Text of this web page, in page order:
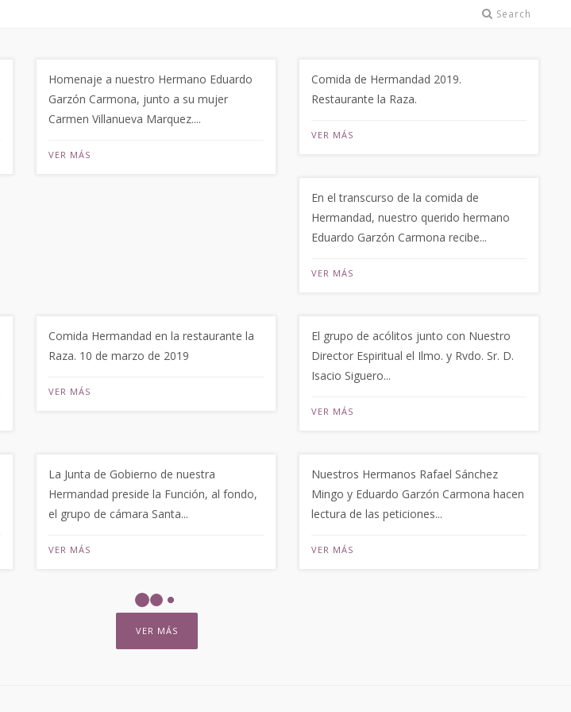
Search
Homenaje a nuestro Hermano Eduardo
Garzón Carmona, junto a su mujer
Carmen Villanueva Marquez....
VER MÁS
Comida de Hermandad 2019.
Restaurante la Raza.
VER MÁS
En el transcurso de la comida de
Hermandad, nuestro querido hermano
Eduardo Garzón Carmona recibe...
VER MÁS
Comida Hermandad en la restaurante la
Raza. 10 de marzo de 2019
VER MÁS
El grupo de acólitos junto con Nuestro
Director Espiritual el Ilmo. y Rvdo. Sr. D.
Isacio Siguero...
VER MÁS
La Junta de Gobierno de nuestra
Hermandad preside la Función, al fondo,
el grupo de cámara Santa...
VER MÁS
Nuestros Hermanos Rafael Sánchez
Mingo y Eduardo Garzón Carmona hacen
lectura de las peticiones...
VER MÁS
VER MÁS